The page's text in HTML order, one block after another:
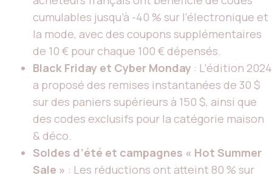
cumulables jusqu’à -40 % sur l’électronique et
la mode, avec des coupons supplémentaires
de 10 € pour chaque 100 € dépensés.
Black Friday et Cyber Monday : L’édition 2024
a proposé des remises instantanées de 30 $
sur des paniers supérieurs à 150 $, ainsi que
des codes exclusifs pour la catégorie maison
& déco.
Soldes d’été et campagnes « Hot Summer
Sale » : Les réductions ont atteint 80 % sur